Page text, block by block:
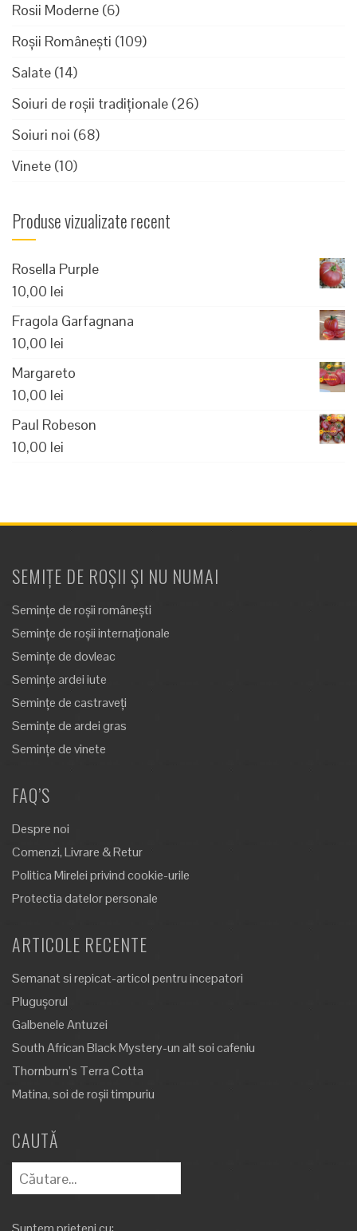
Rosii Moderne (6)
Roșii Românești (109)
Salate (14)
Soiuri de roșii tradiționale (26)
Soiuri noi (68)
Vinete (10)
Produse vizualizate recent
Rosella Purple
10,00 lei
Fragola Garfagnana
10,00 lei
Margareto
10,00 lei
Paul Robeson
10,00 lei
SEMIȚE DE ROȘII ȘI NU NUMAI
Semințe de roșii românești
Semințe de roșii internaționale
Semințe de dovleac
Semințe ardei iute
Semințe de castraveți
Semințe de ardei gras
Semințe de vinete
FAQ’S
Despre noi
Comenzi, Livrare & Retur
Politica Mirelei privind cookie-urile
Protectia datelor personale
ARTICOLE RECENTE
Semanat si repicat-articol pentru incepatori
Plugușorul
Galbenele Antuzei
South African Black Mystery-un alt soi cafeniu
Thornburn’s Terra Cotta
Matina, soi de roșii timpuriu
CAUTĂ
Caută
după: